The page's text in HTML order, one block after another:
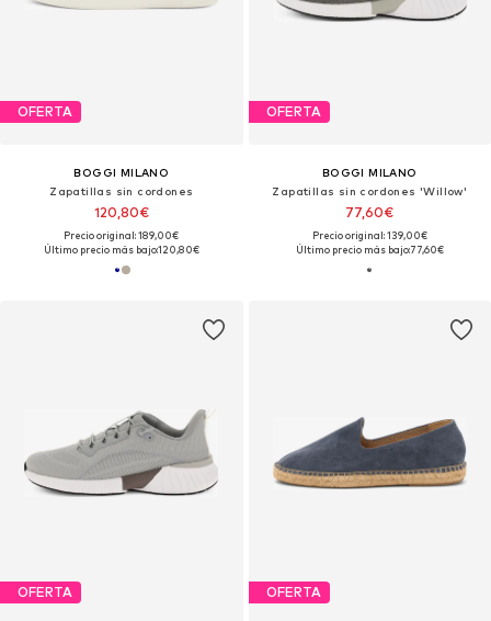
OFERTA
BOGGI MILANO
Zapatillas sin cordones
120,80€
Precio original: 189,00€
Último precio más bajo:120,80€
OFERTA
BOGGI MILANO
Zapatillas sin cordones 'Willow'
77,60€
Precio original: 139,00€
Último precio más bajo:77,60€
OFERTA OFERTA